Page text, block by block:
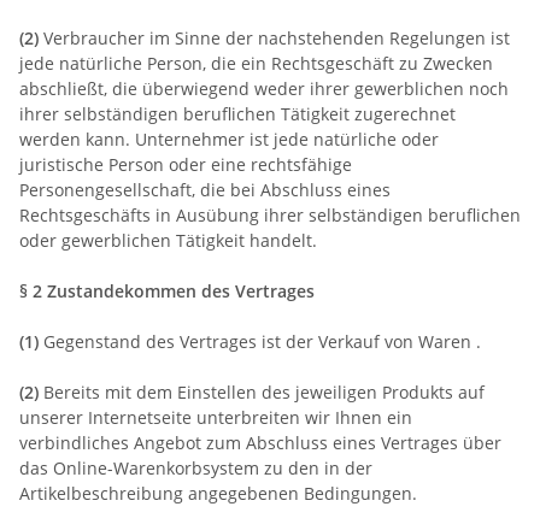
(2) Verbraucher im Sinne der nachstehenden Regelungen ist
jede natürliche Person, die ein Rechtsgeschäft zu Zwecken
abschließt, die überwiegend weder ihrer gewerblichen noch
ihrer selbständigen beruflichen Tätigkeit zugerechnet
werden kann. Unternehmer ist jede natürliche oder
juristische Person oder eine rechtsfähige
Personengesellschaft, die bei Abschluss eines
Rechtsgeschäfts in Ausübung ihrer selbständigen beruflichen
oder gewerblichen Tätigkeit handelt.
§ 2 Zustandekommen des Vertrages
(1) Gegenstand des Vertrages ist der Verkauf von Waren .
(2) Bereits mit dem Einstellen des jeweiligen Produkts auf
unserer Internetseite unterbreiten wir Ihnen ein
verbindliches Angebot zum Abschluss eines Vertrages über
das Online-Warenkorbsystem zu den in der
Artikelbeschreibung angegebenen Bedingungen.